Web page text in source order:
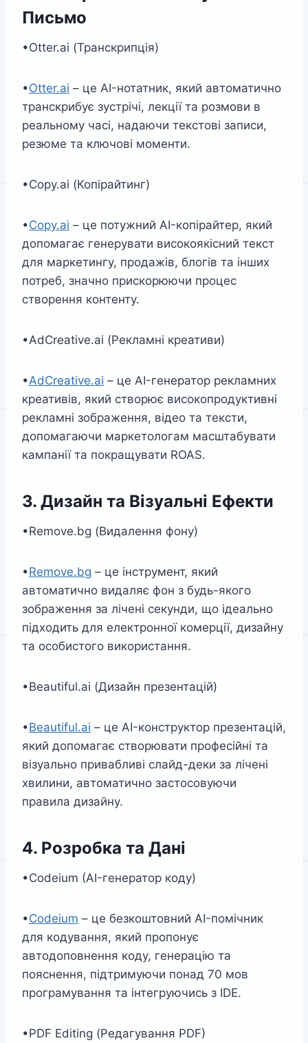
Письмо
•Otter.ai (Транскрипція)
•Otter.ai – це AI-нотатник, який автоматично
транскрибує зустрічі, лекції та розмови в
реальному часі, надаючи текстові записи,
резюме та ключові моменти.
•Copy.ai (Копірайтинг)
•Copy.ai – це потужний AI-копірайтер, який
допомагає генерувати високоякісний текст
для маркетингу, продажів, блогів та інших
потреб, значно прискорюючи процес
створення контенту.
•AdCreative.ai (Рекламні креативи)
•AdCreative.ai – це AI-генератор рекламних
креативів, який створює високопродуктивні
рекламні зображення, відео та тексти,
допомагаючи маркетологам масштабувати
кампанії та покращувати ROAS.
3. Дизайн та Візуальні Ефекти
•Remove.bg (Видалення фону)
•Remove.bg – це інструмент, який
автоматично видаляє фон з будь-якого
зображення за лічені секунди, що ідеально
підходить для електронної комерції, дизайну
та особистого використання.
•Beautiful.ai (Дизайн презентацій)
•Beautiful.ai – це AI-конструктор презентацій,
який допомагає створювати професійні та
візуально привабливі слайд-деки за лічені
хвилини, автоматично застосовуючи
правила дизайну.
4. Розробка та Дані
•Codeium (AI-генератор коду)
•Codeium – це безкоштовний AI-помічник
для кодування, який пропонує
автодоповнення коду, генерацію та
пояснення, підтримуючи понад 70 мов
програмування та інтегруючись з IDE.
•PDF Editing (Редагування PDF)